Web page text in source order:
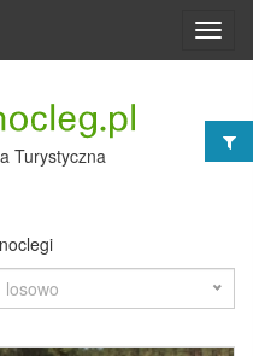
Turystyczna
losowo